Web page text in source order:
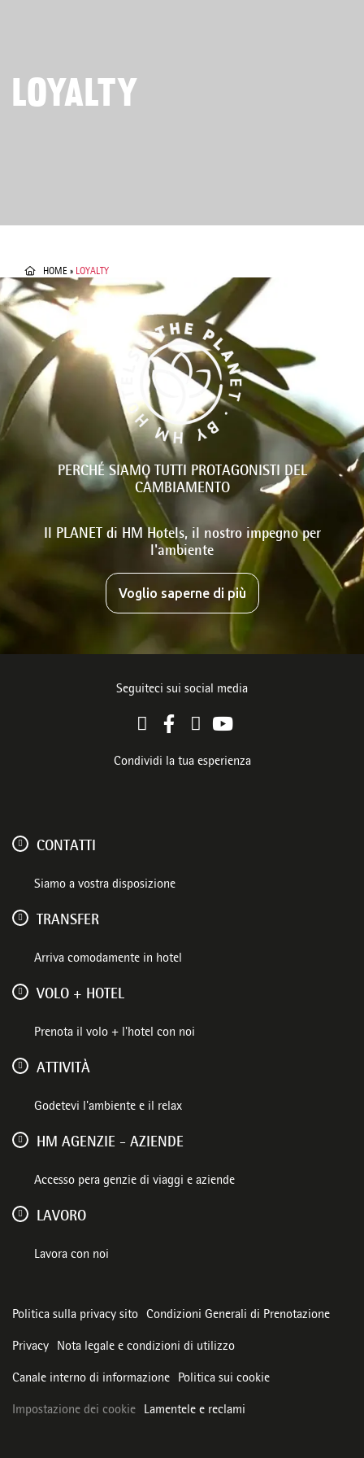
LOYALTY
HOME » LOYALTY
PERCHÉ SIAMO TUTTI PROTAGONISTI DEL
CAMBIAMENTO
Il PLANET di HM Hotels, il nostro impegno per
l'ambiente
Voglio saperne di più
Seguiteci sui social media
Condividi la tua esperienza
CONTATTI
Siamo a vostra disposizione
TRANSFER
Arriva comodamente in hotel
VOLO + HOTEL
Prenota il volo + l'hotel con noi
ATTIVITÀ
Godetevi l'ambiente e il relax
HM AGENZIE - AZIENDE
Accesso pera genzie di viaggi e aziende
LAVORO
Lavora con noi
Politica sulla privacy sito Condizioni Generali di Prenotazione
Privacy Nota legale e condizioni di utilizzo
Canale interno di informazione Politica sui cookie
Impostazione dei cookie Lamentele e reclami